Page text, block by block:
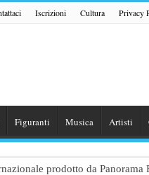
Iscrizioni Cultura Privacy
Figuranti Musica Artisti
prodotto da Panorama